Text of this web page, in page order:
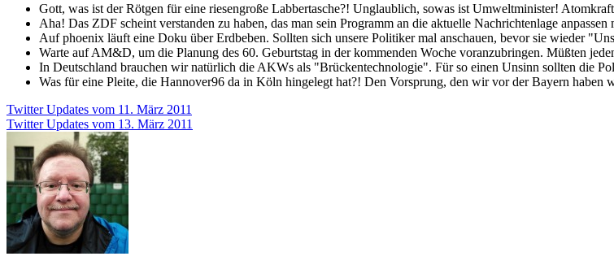
Gott, was ist der Rötgen für eine riesengroße Labbertasche?! Unglaublich, sowas ist Umweltminister!
Aha! Das ZDF scheint verstanden zu haben, das man sein Programm an die aktuelle Nachrichtenlage anpassen
Auf phoenix läuft eine Doku über Erdbeben. Sollten sich unsere Politiker mal anschauen, bevor sie wieder
Warte auf AM&D, um die Planung des 60. Geburtstag in der kommenden Woche voranzubringen. Müßten
In Deutschland brauchen wir natürlich die AKWs als "Brückentechnologie". Für so einen Unsinn sollten die
Was für eine Pleite, die Hannover96 da in Köln hingelegt hat?! Den Vorsprung, den wir vor der Bayern haben
Beitragsnavigation
Twitter Updates vom 11. März 2011
Twitter Updates vom 13. März 2011